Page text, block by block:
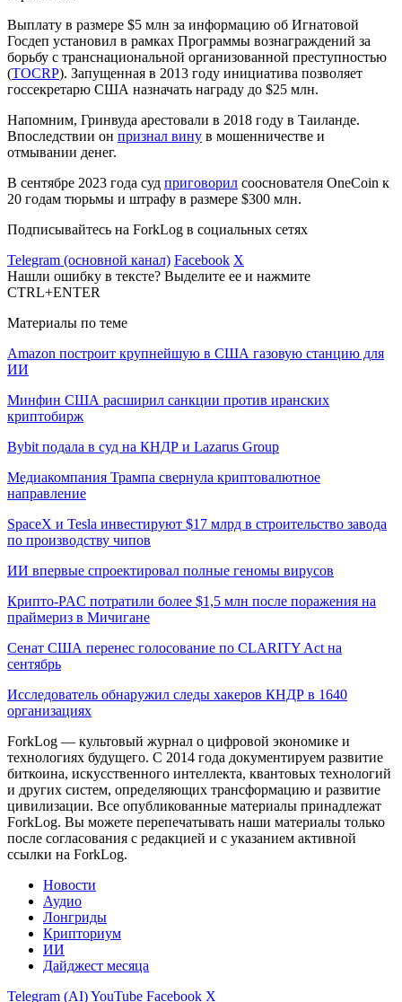
Выплату в размере $5 млн за информацию об Игнатовой
Госдеп установил в рамках Программы вознаграждений за
борьбу с транснациональной организованной преступностью
(TOCRP). Запущенная в 2013 году инициатива позволяет
госсекретарю США назначать награду до $25 млн.
Напомним, Гринвуда арестовали в 2018 году в Таиланде.
Впоследствии он признал вину в мошенничестве и
отмывании денег.
В сентябре 2023 года суд приговорил сооснователя OneCoin к
20 годам тюрьмы и штрафу в размере $300 млн.
Подписывайтесь на ForkLog в социальных сетях
Telegram (основной канал) Facebook X
Нашли ошибку в тексте? Выделите ее и нажмите
CTRL+ENTER
Материалы по теме
Amazon построит крупнейшую в США газовую станцию для
ИИ
Минфин США расширил санкции против иранских
криптобирж
Bybit подала в суд на КНДР и Lazarus Group
Медиакомпания Трампа свернула криптовалютное
направление
SpaceX и Tesla инвестируют $17 млрд в строительство завода
по производству чипов
ИИ впервые спроектировал полные геномы вирусов
Крипто-PAC потратили более $1,5 млн после поражения на
праймериз в Мичигане
Сенат США перенес голосование по CLARITY Act на
сентябрь
Исследователь обнаружил следы хакеров КНДР в 1640
организациях
ForkLog — культовый журнал о цифровой экономике и
технологиях будущего. С 2014 года документируем развитие
биткоина, искусственного интеллекта, квантовых технологий
и других систем, определяющих трансформацию и развитие
цивилизации. Все опубликованные материалы принадлежат
ForkLog. Вы можете перепечатывать наши материалы только
после согласования с редакцией и с указанием активной
ссылки на ForkLog.
Новости
Аудио
Лонгриды
Крипториум
ИИ
Дайджест месяца
Telegram (AI)YouTube Facebook X